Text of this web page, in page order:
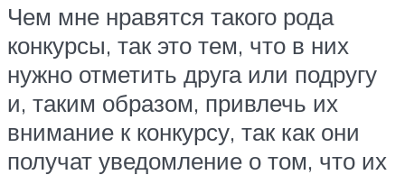
Чем мне нравятся такого рода
конкурсы, так это тем, что в них
нужно отметить друга или подругу
и, таким образом, привлечь их
внимание к конкурсу, так как они
получат уведомление о том, что их